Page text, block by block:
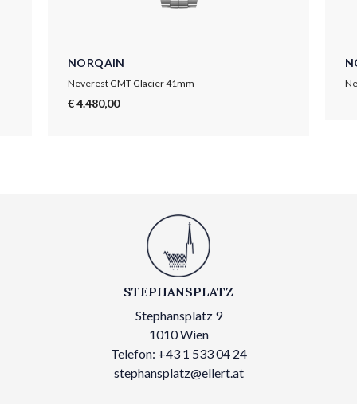
NORQAIN
Neverest GMT Glacier 41mm
€ 4.480,00
STEPHANSPLATZ
Stephansplatz 9
1010 Wien
Telefon: +43 1 533 04 24
stephansplatz@ellert.at